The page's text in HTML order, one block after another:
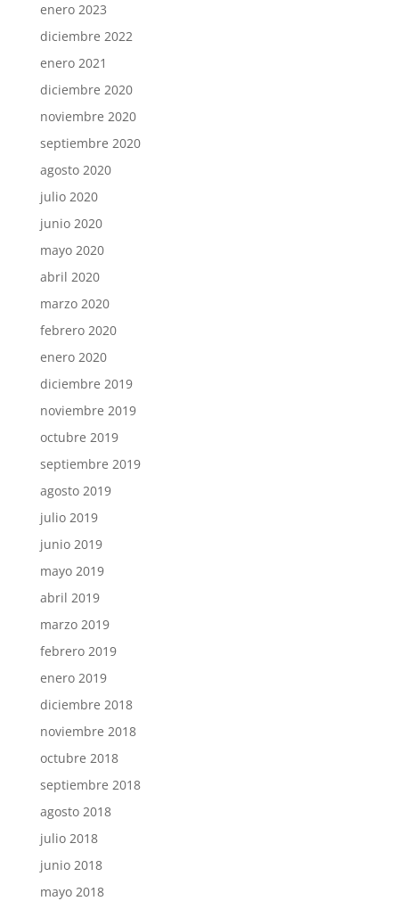
enero 2023
diciembre 2022
enero 2021
diciembre 2020
noviembre 2020
septiembre 2020
agosto 2020
julio 2020
junio 2020
mayo 2020
abril 2020
marzo 2020
febrero 2020
enero 2020
diciembre 2019
noviembre 2019
octubre 2019
septiembre 2019
agosto 2019
julio 2019
junio 2019
mayo 2019
abril 2019
marzo 2019
febrero 2019
enero 2019
diciembre 2018
noviembre 2018
octubre 2018
septiembre 2018
agosto 2018
julio 2018
junio 2018
mayo 2018